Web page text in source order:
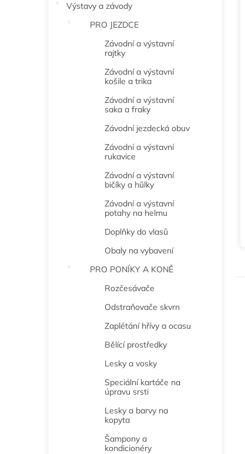
Výstavy a závody
PRO JEZDCE
Závodní a výstavní
rajtky
Závodní a výstavní
košile a trika
Závodní a výstavní
saka a fraky
Závodní jezdecká obuv
Závodní a výstavní
rukavice
Závodní a výstavní
bičíky a hůlky
Závodní a výstavní
potahy na helmu
Doplňky do vlasů
Obaly na vybavení
PRO PONÍKY A KONĚ
Rozčesávače
Odstraňovače skvrn
Zaplétání hřívy a ocasu
Bělící prostředky
Lesky a vosky
Speciální kartáče na
úpravu srsti
Lesky a barvy na
kopyta
Šampony a
kondicionéry